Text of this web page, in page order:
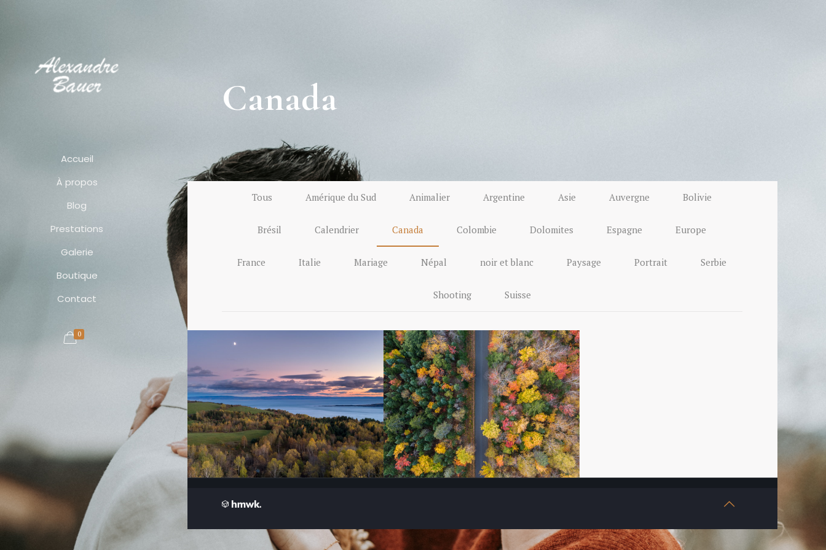
Accueil
À propos
Blog
Prestations
Galerie
Boutique
Contact
0
Canada
Tous Amérique du Sud Animalier Argentine Asie Auvergne Bolivie
Brésil Calendrier Canada Colombie Dolomites Espagne Europe
France Italie Mariage Népal noir et blanc Paysage Portrait Serbie
Shooting Suisse